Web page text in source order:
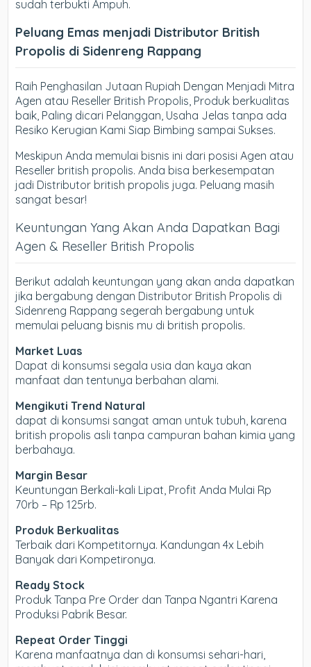
sudah terbukti Ampuh.
Peluang Emas menjadi Distributor British
Propolis di Sidenreng Rappang
Raih Penghasilan Jutaan Rupiah Dengan Menjadi Mitra
Agen atau Reseller British Propolis, Produk berkualitas
baik, Paling dicari Pelanggan, Usaha Jelas tanpa ada
Resiko Kerugian Kami Siap Bimbing sampai Sukses.
Meskipun Anda memulai bisnis ini dari posisi Agen atau
Reseller british propolis. Anda bisa berkesempatan
jadi Distributor british propolis juga. Peluang masih
sangat besar!
Keuntungan Yang Akan Anda Dapatkan Bagi
Agen & Reseller British Propolis
Berikut adalah keuntungan yang akan anda dapatkan
jika bergabung dengan Distributor British Propolis di
Sidenreng Rappang segerah bergabung untuk
memulai peluang bisnis mu di british propolis.
Market Luas
Dapat di konsumsi segala usia dan kaya akan
manfaat dan tentunya berbahan alami.
Mengikuti Trend Natural
dapat di konsumsi sangat aman untuk tubuh, karena
british propolis asli tanpa campuran bahan kimia yang
berbahaya.
Margin Besar
Keuntungan Berkali-kali Lipat, Profit Anda Mulai Rp
70rb – Rp 125rb.
Produk Berkualitas
Terbaik dari Kompetitornya. Kandungan 4x Lebih
Banyak dari Kompetironya.
Ready Stock
Produk Tanpa Pre Order dan Tanpa Ngantri Karena
Produksi Pabrik Besar.
Repeat Order Tinggi
Karena manfaatnya dan di konsumsi sehari-hari,